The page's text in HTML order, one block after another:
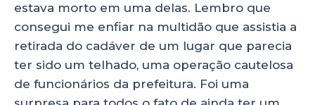
estava morto em uma delas. Lembro que
consegui me enfiar na multidão que assistia a
retirada do cadáver de um lugar que parecia
ter sido um telhado, uma operação cautelosa
de funcionários da prefeitura. Foi uma